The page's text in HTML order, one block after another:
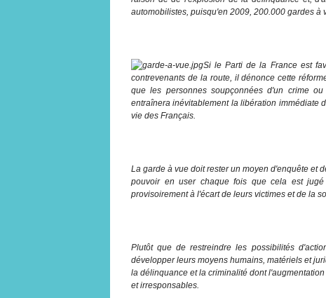
automobilistes, puisqu'en 2009, 200.000 gardes
Si le Parti de la France est
contrevenants de la route, il dénonce cette
que les personnes soupçonnées d'un crime
entraînera inévitablement la libération immédiate
vie des Français.
La garde à vue doit rester un moyen d'enquête et
pouvoir en user chaque fois que cela est
provisoirement à l'écart de leurs victimes et de la
Plutôt que de restreindre les possibilités
développer leurs moyens humains, matériels et
la délinquance et la criminalité dont
et irresponsables.